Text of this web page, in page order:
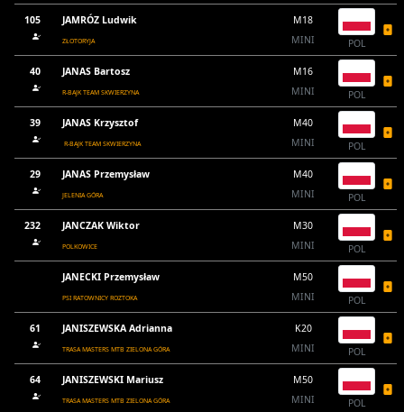
105 JAMRÓZ Ludwik
ZŁOTORYJA
M18
MINI
POL
40 JANAS Bartosz
R-BAJK TEAM SKWIERZYNA
M16
MINI
POL
39 JANAS Krzysztof
R-BAJK TEAM SKWIERZYNA
M40
MINI
POL
29 JANAS Przemysław
JELENIA GÓRA
M40
MINI
POL
232 JANCZAK Wiktor
POLKOWICE
M30
MINI
POL
JANECKI Przemysław
PSI RATOWNICY ROZTOKA
M50
MINI
POL
61 JANISZEWSKA Adrianna
TRASA MASTERS MTB ZIELONA GÓRA
K20
MINI
POL
64 JANISZEWSKI Mariusz
TRASA MASTERS MTB ZIELONA GÓRA
M50
MINI
POL